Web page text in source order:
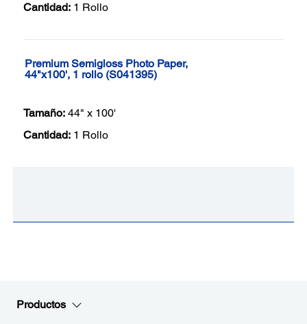
Cantidad: 1 Rollo
Premium Semigloss Photo Paper,
44"x100', 1 rollo (S041395)
Tamaño: 44" x 100'
Cantidad: 1 Rollo
Productos